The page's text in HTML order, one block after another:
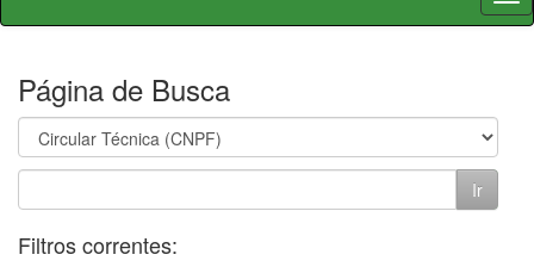
Página de Busca
Filtros correntes: